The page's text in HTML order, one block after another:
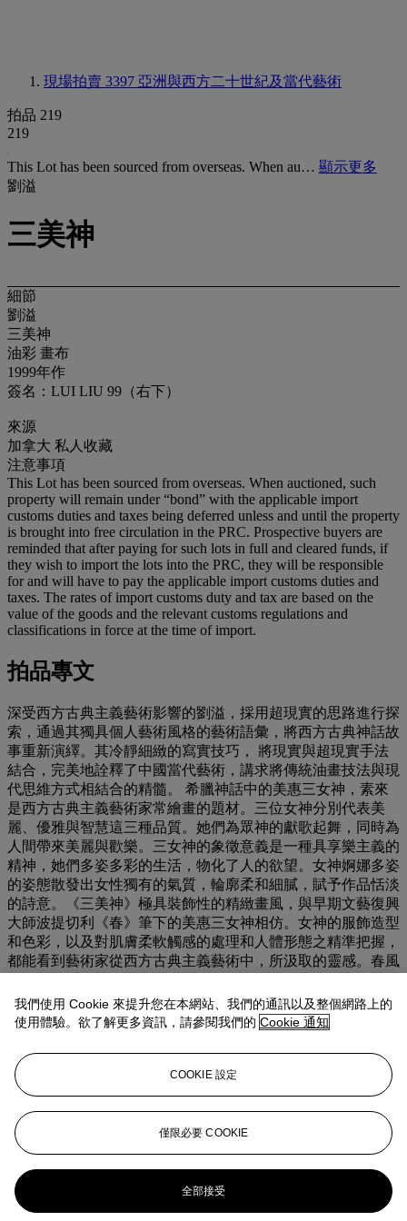
現場拍賣 3397 亞洲與西方二十世紀及當代藝術
拍品 219
219
This Lot has been sourced from overseas. When au… 顯示更多
劉溢
三美神
細節
劉溢
三美神
油彩 畫布
1999年作
簽名：LUI LIU 99（右下）
來源
加拿大 私人收藏
注意事項
This Lot has been sourced from overseas. When auctioned, such
property will remain under “bond” with the applicable import
customs duties and taxes being deferred unless and until the property
is brought into free circulation in the PRC. Prospective buyers are
reminded that after paying for such lots in full and cleared funds, if
they wish to import the lots into the PRC, they will be responsible
for and will have to pay the applicable import customs duties and
taxes. The rates of import customs duty and tax are based on the
value of the goods and the relevant customs regulations and
classifications in force at the time of import.
拍品專文
深受西方古典主義藝術影響的劉溢，採用超現實的思路進行探
索，通過其獨具個人藝術風格的藝術語彙，將西方古典神話故
事重新演繹。其冷靜細緻的寫實技巧， 將現實與超現實手法
結合，完美地詮釋了中國當代藝術，講求將傳統油畫技法與現
代思維方式相結合的精髓。 希臘神話中的美惠三女神，素來
是西方古典主義藝術家常繪畫的題材。三位女神分別代表美
麗、優雅與智慧這三種品質。她們為眾神的獻歌起舞，同時為
人間帶來美麗與歡樂。三女神的象徵意義是一種具享樂主義的
精神，她們多姿多彩的生活，物化了人的欲望。女神婀娜多姿
的姿態散發出女性獨有的氣質，輪廓柔和細膩，賦予作品恬淡
的詩意。《三美神》極具裝飾性的精緻畫風，與早期文藝復興
大師波提切利《春》筆下的美惠三女神相仿。女神的服飾造型
和色彩，以及對肌膚柔軟觸感的處理和人體形態之精準把握，
都能看到藝術家從西方古典主義藝術中，所汲取的靈感。春風
物體態顯得輕盈。笛聲悠揚、輕快優美，充滿韻律動感的藍色
緞帶，把三女神環繞在一起，在劉溢精心虛構的仙境中翩翩起
實感的超現實世界，且強調對觀者的影響。從海中迎面走來的
三女神，形象高大、神情聖潔。她們迎著穿過雲層的光線，從
女性柔美的軀體中傳達出了堅定的力量，令觀者在欣賞畫作的
過程中，與藝術品融合為一。
更多來自亞洲與西方二十世紀及當代藝
術
我們使用 Cookie 來提升您在本網站、我們的通訊以及整個網路上的
使用體驗。欲了解更多資訊，請參閱我們的 Cookie 通知
COOKIE 設定
僅限必要 COOKIE
全部接受